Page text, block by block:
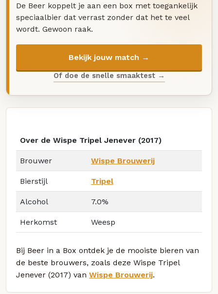
De Beer koppelt je aan een box met toegankelijk
speciaalbier dat verrast zonder dat het te veel
wordt. Gewoon raak.
Bekijk jouw match →
Of doe de snelle smaaktest →
Over de Wispe Tripel Jenever (2017)
Brouwer Wispe Brouwerij
Bierstijl Tripel
Alcohol 7.0%
Herkomst Weesp
Bij Beer in a Box ontdek je de mooiste bieren van
de beste brouwers, zoals deze Wispe Tripel
Jenever (2017) van Wispe Brouwerij.